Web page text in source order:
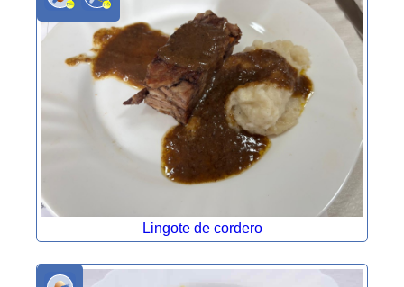
Lingote de cordero